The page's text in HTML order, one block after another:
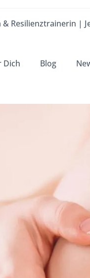
& Resilienztrainerin |
Dich Blog